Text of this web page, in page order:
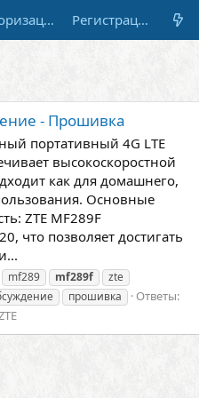
Авторизация Регистрация
- Прошивка
портативный 4G LTE
высокоскоростной
как для домашнего,
Основные
ZTE MF289F
что позволяет достигать
mf289 mf289f
zte
прошивка
Ответы: